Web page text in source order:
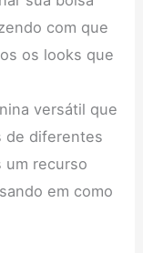
com que
os looks que
versátil que
de diferentes
um recurso
em como